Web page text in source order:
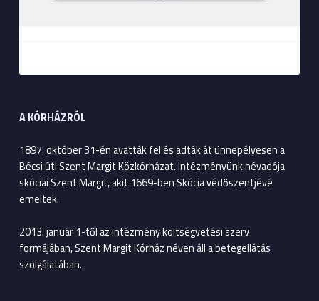
A KÓRHÁZRÓL
1897. október 31-én avatták fel és adták át ünnepélyesen a
Bécsi úti Szent Margit Közkórházat. Intézményünk névadója
skóciai Szent Margit, akit 1669-ben Skócia védőszentjévé
emeltek.
2013. január 1-től az intézmény költségvetési szerv
formájában, Szent Margit Kórház néven áll a betegellátás
szolgálatában.